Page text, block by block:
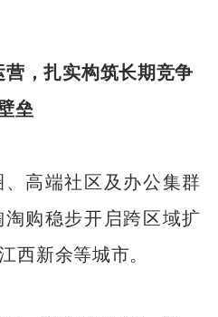
，扎实构筑长期竞争
垒
高端社区及办公集群
购稳步开启跨区域扩
西新余等城市。